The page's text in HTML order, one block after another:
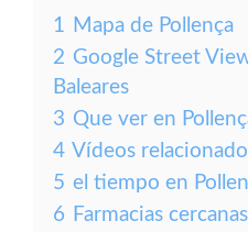
1 Mapa de Pollença
2 Google Street
Baleares
3 Que ver en
4 Vídeos
5 el tiempo en
6 Farmacias